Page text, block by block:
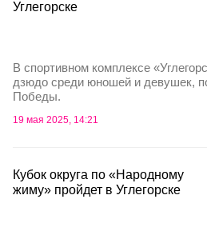
Углегорске
В спортивном комплексе
дзюдо среди юношей и девушек,
Победы.
19 мая 2025, 14:21
Кубок округа по «Народному
жиму» пройдет в Углегорске